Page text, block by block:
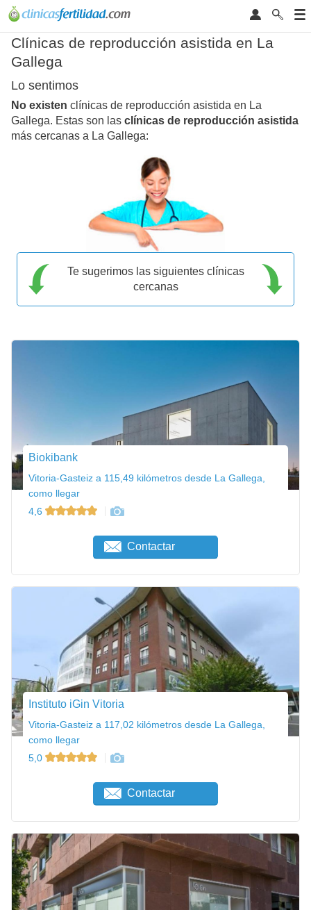
Clínicas de reproducción asistida en La
Gallega
Lo sentimos
No existen clínicas de reproducción asistida en La
Gallega. Estas son las clínicas de reproducción asistida
más cercanas a La Gallega:
Te sugerimos las siguientes clínicas
cercanas
Biokibank
Vitoria-Gasteiz a 115,49 kilómetros desde La Gallega,
como llegar
4,6
Contactar
Instituto iGin Vitoria
Vitoria-Gasteiz a 117,02 kilómetros desde La Gallega,
como llegar
5,0
Contactar